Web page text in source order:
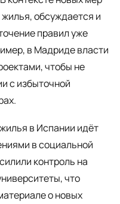
обсуждается и
правил уже
в Мадриде власти
чтобы не
с избыточной
в Испании идёт
в социальной
контроль на
что
о новых